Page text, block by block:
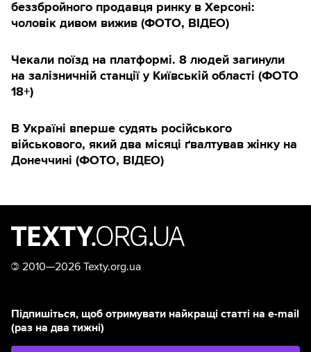
беззбройного продавця ринку в Херсоні:
чоловік дивом вижив (ФОТО, ВІДЕО)
Чекали поїзд на платформі. 8 людей загинули
на залізничній станції у Київській області (ФОТО
18+)
В Україні вперше судять російського
військового, який два місяці ґвалтував жінку на
Донеччині (ФОТО, ВІДЕО)
© 2010—2026 Texty.org.ua
Підпишіться, щоб отримувати найкращі статті на e-mail
(раз на два тижні)